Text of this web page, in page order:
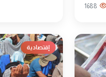
1688
إقتصادية